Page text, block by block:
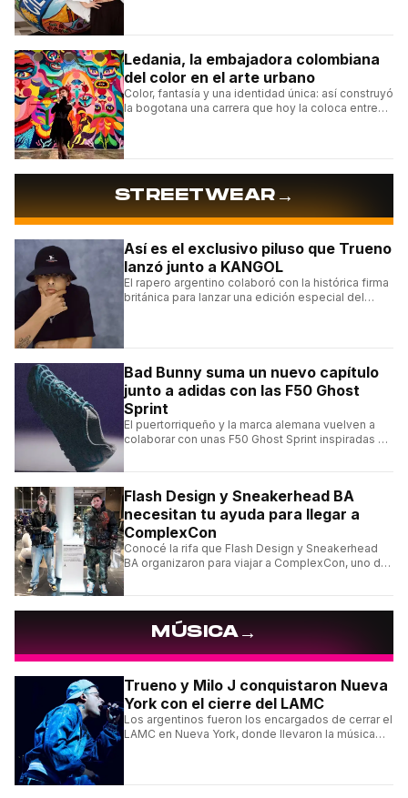
Ledania, la embajadora colombiana
del color en el arte urbano
Color, fantasía y una identidad única: así construyó
la bogotana una carrera que hoy la coloca entre
STREETWEAR→
Así es el exclusivo piluso que Trueno
lanzó junto a KANGOL
El rapero argentino colaboró con la histórica firma
británica para lanzar una edición especial del
Bad Bunny suma un nuevo capítulo
junto a adidas con las F50 Ghost
Sprint
El puertorriqueño y la marca alemana vuelven a
colaborar con unas F50 Ghost Sprint inspiradas en
Flash Design y Sneakerhead BA
necesitan tu ayuda para llegar a
ComplexCon
Conocé la rifa que Flash Design y Sneakerhead
BA organizaron para viajar a ComplexCon, uno de
MÚSICA→
Trueno y Milo J conquistaron Nueva
York con el cierre del LAMC
Los argentinos fueron los encargados de cerrar el
LAMC en Nueva York, donde llevaron la música